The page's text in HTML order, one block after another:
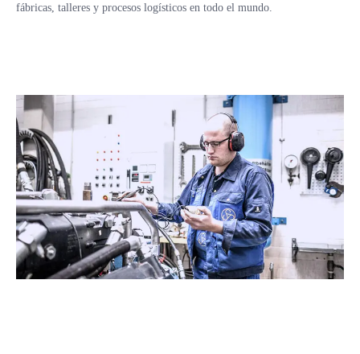
fábricas, talleres y procesos logísticos en todo el mundo.